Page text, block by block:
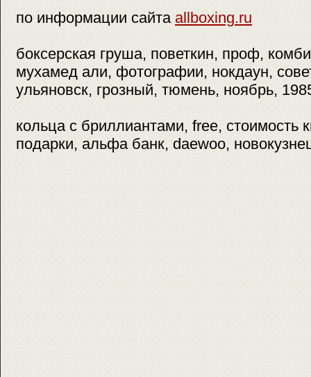
по информации сайта allboxing.ru
боксерская груша, поветкин, проф,
мухамед али, фотографии, нокдаун,
ульяновск, грозный, тюмень, ноябрь,
кольца с бриллиантами, free, стоимость
подарки, альфа банк, daewoo,